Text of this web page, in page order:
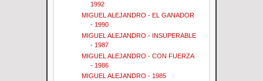
1992
MIGUEL ALEJANDRO - EL GANADOR
- 1990
MIGUEL ALEJANDRO - INSUPERABLE
- 1987
MIGUEL ALEJANDRO - CON FUERZA
- 1986
MIGUEL ALEJANDRO - 1985